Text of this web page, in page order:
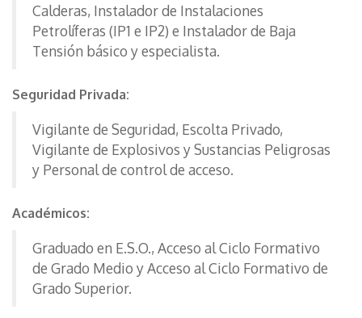
Calderas, Instalador de Instalaciones
Petrolíferas (IP1 e IP2) e Instalador de Baja
Tensión básico y especialista.
Seguridad Privada:
Vigilante de Seguridad, Escolta Privado,
Vigilante de Explosivos y Sustancias Peligrosas
y Personal de control de acceso.
Académicos:
Graduado en E.S.O., Acceso al Ciclo Formativo
de Grado Medio y Acceso al Ciclo Formativo de
Grado Superior.